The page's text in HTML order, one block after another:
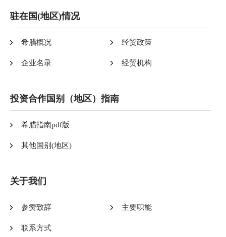
驻在国(地区)情况
希腊概况 经贸政策
企业名录 经贸机构
投资合作国别（地区）指南
希腊指南pdf版
其他国别(地区)
关于我们
参赞致辞 主要职能
联系方式